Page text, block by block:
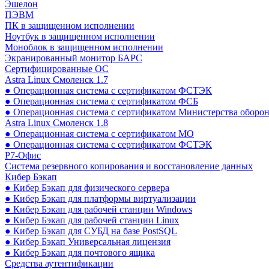
Эшелон
ПЭВМ
ПК в защищенном исполнении
Ноутбук в защищенном исполнении
Моноблок в защищенном исполнении
Экранированный монитор БАРС
Сертифицированные ОС
Astra Linux Смоленск 1.7
● Операционная система с сертификатом ФСТЭК
● Операционная система с сертификатом ФСБ
● Операционная система с сертификатом Министерства
Astra Linux Смоленск 1.8
● Операционная система с сертификатом МО
● Операционная система с сертификатом ФСТЭК
Р7-Офис
Система резервного копирования и восстановление данных
Кибер Бэкап
● Кибер Бэкап для физического сервера
● Кибер Бэкап для платформы виртуализации
● Кибер Бэкап для рабочей станции Windows
● Кибер Бэкап для рабочей станции Linux
● Кибер Бэкап для СУБД на базе PostSQL
● Кибер Бэкап Универсальная лицензия
● Кибер Бэкап для почтового ящика
Средства аутентификации